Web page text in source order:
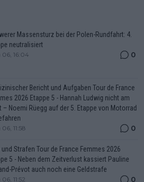
Massensturz bei der Polen-Rundfahrt: 4.
neutralisiert
06, 16:04 0
Bericht und Aufgaben Tour de France
2026 Etappe 5 - Hannah Ludwig nicht am
– Noemi Rüegg auf der 5. Etappe von Motorrad
11:58 0
und Strafen Tour de France Femmes 2026
5 - Neben dem Zeitverlust kassiert Pauline
Prévot auch noch eine Geldstrafe
11:52 0